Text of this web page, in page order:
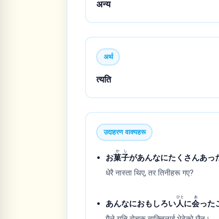
अन्य
अर्थ
त्यति
उदाहरण वाक्यहरू
お菓子
かし
があんなにたくさんあっ
धेरै नास्ता थिए, तर तिनीहरू गए?
あんなにおもしろい人
ひと
に会
あ
った